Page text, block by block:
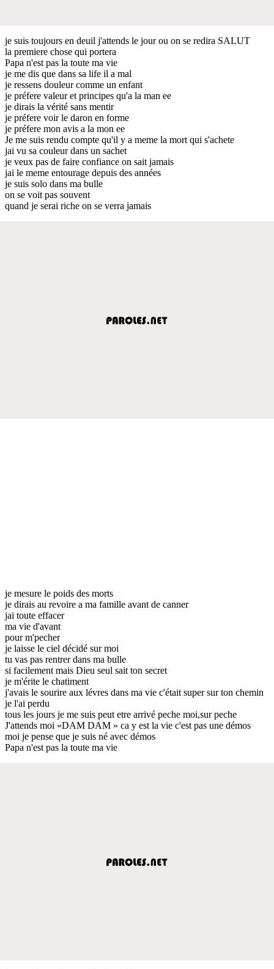
je suis toujours en deuil j'attends le jour ou on se redira SALUT
la premiere chose qui portera
Papa n'est pas la toute ma vie
je me dis que dans sa life il a mal
je ressens douleur comme un enfant
je préfere valeur et principes qu'a la man ee
je dirais la vérité sans mentir
je préfere voir le daron en forme
je préfere mon avis a la mon ee
Je me suis rendu compte qu'il y a meme la mort qui s'achete
jai vu sa couleur dans un sachet
je veux pas de faire confiance on sait jamais
jai le meme entourage depuis des années
je suis solo dans ma bulle
on se voit pas souvent
quand je serai riche on se verra jamais
je mesure le poids des morts
je dirais au revoire a ma famille avant de canner
jai toute effacer
ma vie d'avant
pour m'pecher
je laisse le ciel décidé sur moi
tu vas pas rentrer dans ma bulle
si facilement mais Dieu seul sait ton secret
je m'érite le chatiment
j'avais le sourire aux lévres dans ma vie c'était super sur ton chemin
je l'ai perdu
tous les jours je me suis peut etre arrivé peche moi,sur peche
J'attends moi «DAM DAM » ca y est la vie c'est pas une démos
moi je pense que je suis né avec démos
Papa n'est pas la toute ma vie